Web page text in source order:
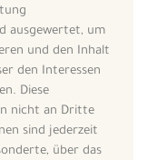
ausgewertet, um
und den Inhalt
den Interessen
Diese
nicht an Dritte
sind jederzeit
über das